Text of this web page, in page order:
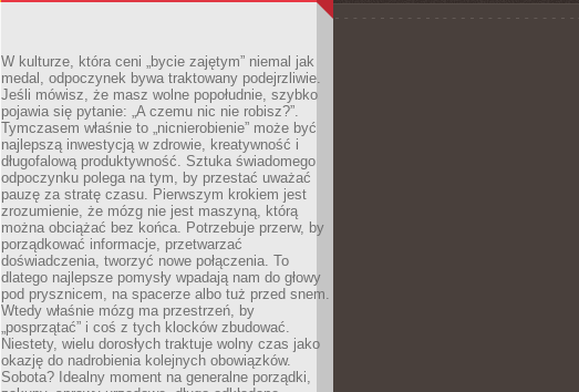
W kulturze, która ceni „bycie zajętym” niemal jak
medal, odpoczynek bywa traktowany podejrzliwie.
Jeśli mówisz, że masz wolne popołudnie, szybko
pojawia się pytanie: „A czemu nic nie robisz?”.
Tymczasem właśnie to „nicnierobienie” może być
najlepszą inwestycją w zdrowie, kreatywność i
długofalową produktywność. Sztuka świadomego
odpoczynku polega na tym, by przestać uważać
pauzę za stratę czasu. Pierwszym krokiem jest
zrozumienie, że mózg nie jest maszyną, którą
można obciążać bez końca. Potrzebuje przerw, by
porządkować informacje, przetwarzać
doświadczenia, tworzyć nowe połączenia. To
dlatego najlepsze pomysły wpadają nam do głowy
pod prysznicem, na spacerze albo tuż przed snem.
Wtedy właśnie mózg ma przestrzeń, by
„posprzątać” i coś z tych klocków zbudować.
Niestety, wielu dorosłych traktuje wolny czas jako
okazję do nadrobienia kolejnych obowiązków.
Sobota? Idealny moment na generalne porządki,